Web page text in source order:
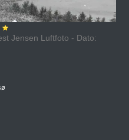
Jensen Luftfoto - Dato: